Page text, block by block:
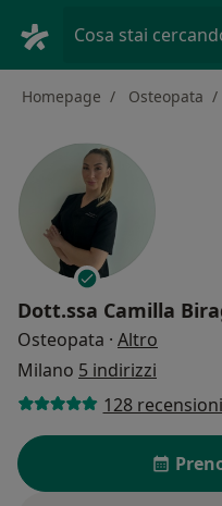
Cosa stai
Homepage Osteopata
Dott.ssa Camilla
Osteopata · Altro
Milano 5 indirizzi
128 recensioni